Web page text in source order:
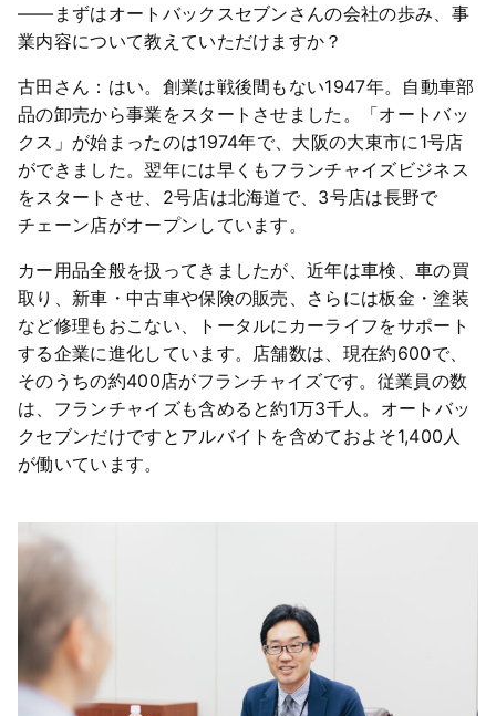
――まずはオートバックスセブンさんの会社の歩み、事
業内容について教えていただけますか？
古田さん：はい。創業は戦後間もない1947年。自動車部
品の卸売から事業をスタートさせました。「オートバッ
クス」が始まったのは1974年で、大阪の大東市に1号店
ができました。翌年には早くもフランチャイズビジネス
をスタートさせ、2号店は北海道で、3号店は長野で
チェーン店がオープンしています。
カー用品全般を扱ってきましたが、近年は車検、車の買
取り、新車・中古車や保険の販売、さらには板金・塗装
など修理もおこない、トータルにカーライフをサポート
する企業に進化しています。店舗数は、現在約600で、
そのうちの約400店がフランチャイズです。従業員の数
は、フランチャイズも含めると約1万3千人。オートバッ
クセブンだけですとアルバイトを含めておよそ1,400人
が働いています。